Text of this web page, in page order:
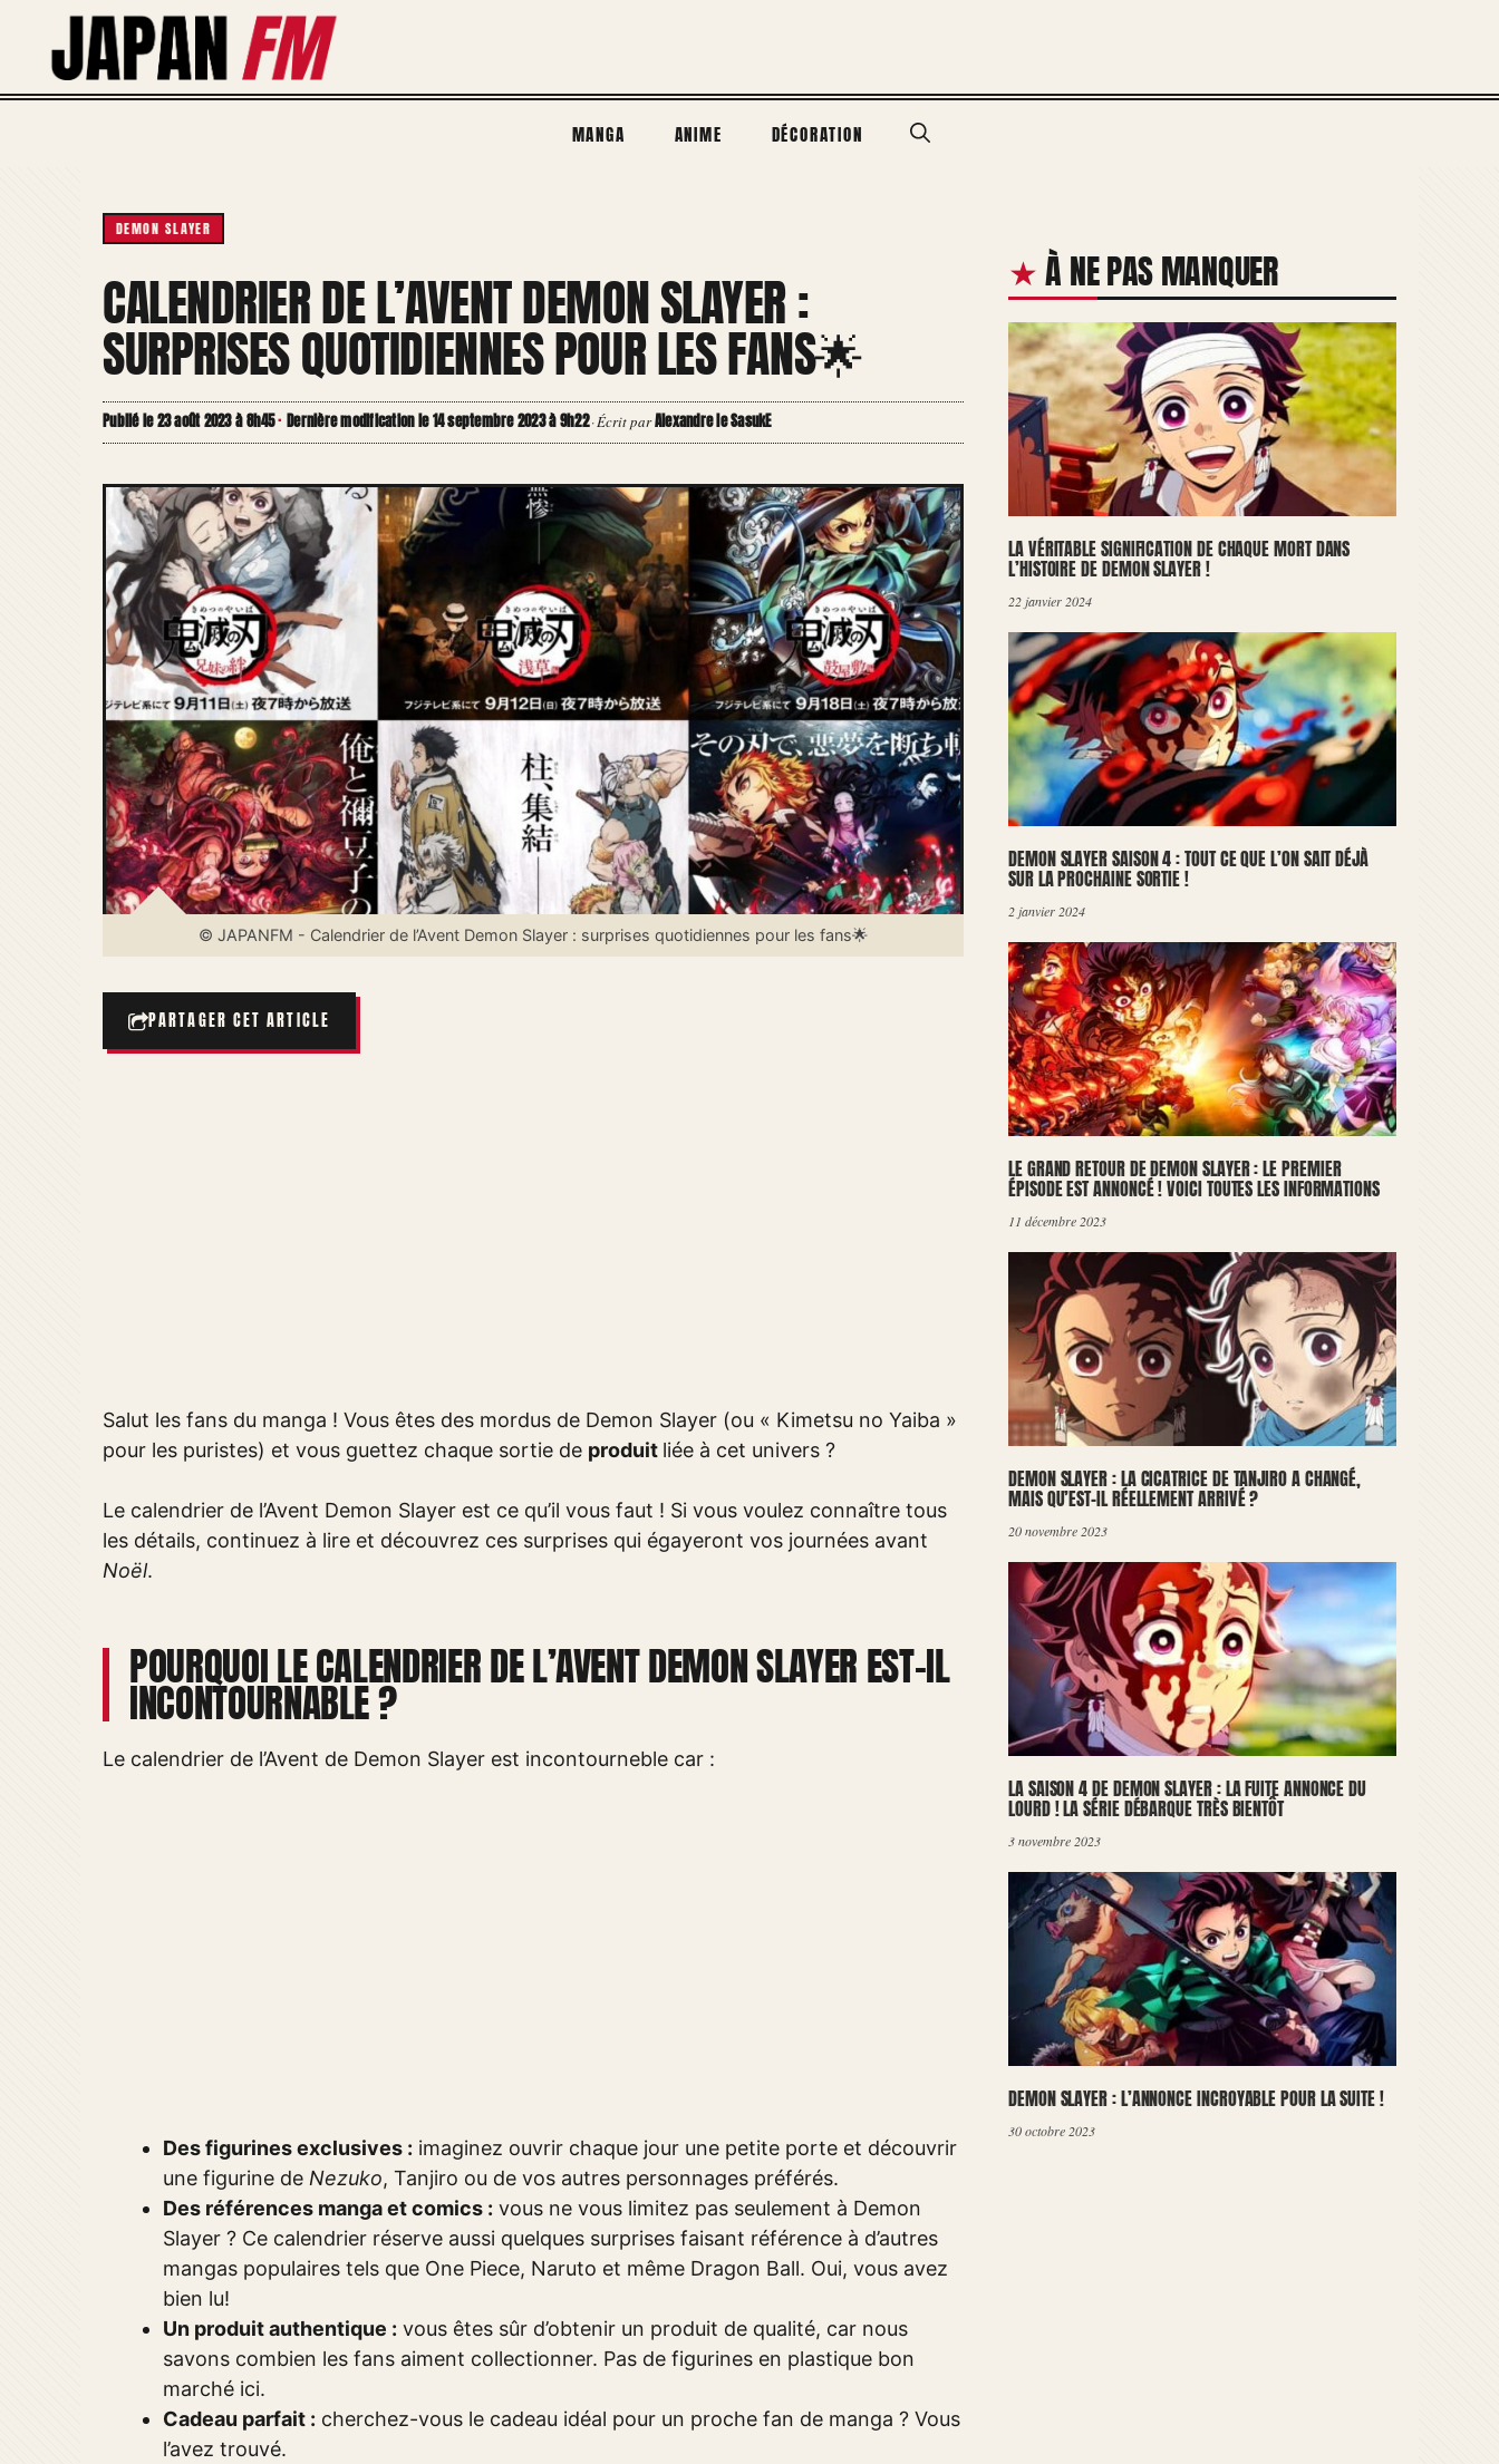
contenu
MANGA ANIME DÉCORATION
DEMON SLAYER
CALENDRIER DE L’AVENT DEMON SLAYER :
SURPRISES QUOTIDIENNES POUR LES FANS🌟
Publié le 23 août 2023 à 8h45· Dernière modification le 14 septembre 2023 à 9h22·Écrit parAlexandre le SasukE
© JAPANFM - Calendrier de l’Avent Demon Slayer : surprises quotidiennes pour les fans🌟
PARTAGER CET ARTICLE
Salut les fans du manga ! Vous êtes des mordus de Demon Slayer (ou « Kimetsu no Yaiba »
pour les puristes) et vous guettez chaque sortie de produit liée à cet univers ?
Le calendrier de l’Avent Demon Slayer est ce qu’il vous faut ! Si vous voulez connaître tous
les détails, continuez à lire et découvrez ces surprises qui égayeront vos journées avant
Noël.
POURQUOI LE CALENDRIER DE L’AVENT DEMON SLAYER EST-IL
INCONTOURNABLE ?
Le calendrier de l’Avent de Demon Slayer est incontourneble car :
Des figurines exclusives : imaginez ouvrir chaque jour une petite porte et découvrir
une figurine de Nezuko, Tanjiro ou de vos autres personnages préférés.
Des références manga et comics : vous ne vous limitez pas seulement à Demon
Slayer ? Ce calendrier réserve aussi quelques surprises faisant référence à d’autres
mangas populaires tels que One Piece, Naruto et même Dragon Ball. Oui, vous avez
bien lu!
Un produit authentique : vous êtes sûr d’obtenir un produit de qualité, car nous
savons combien les fans aiment collectionner. Pas de figurines en plastique bon
marché ici.
Cadeau parfait : cherchez-vous le cadeau idéal pour un proche fan de manga ? Vous
l’avez trouvé.
À NE PAS MANQUER
LA VÉRITABLE SIGNIFICATION DE CHAQUE MORT DANS
L’HISTOIRE DE DEMON SLAYER !
22 janvier 2024
DEMON SLAYER SAISON 4 : TOUT CE QUE L’ON SAIT DÉJÀ
SUR LA PROCHAINE SORTIE !
2 janvier 2024
LE GRAND RETOUR DE DEMON SLAYER : LE PREMIER
ÉPISODE EST ANNONCÉ ! VOICI TOUTES LES INFORMATIONS
11 décembre 2023
DEMON SLAYER : LA CICATRICE DE TANJIRO A CHANGÉ,
MAIS QU’EST-IL RÉELLEMENT ARRIVÉ ?
20 novembre 2023
LA SAISON 4 DE DEMON SLAYER : LA FUITE ANNONCE DU
LOURD ! LA SÉRIE DÉBARQUE TRÈS BIENTÔT
3 novembre 2023
DEMON SLAYER : L’ANNONCE INCROYABLE POUR LA SUITE !
30 octobre 2023